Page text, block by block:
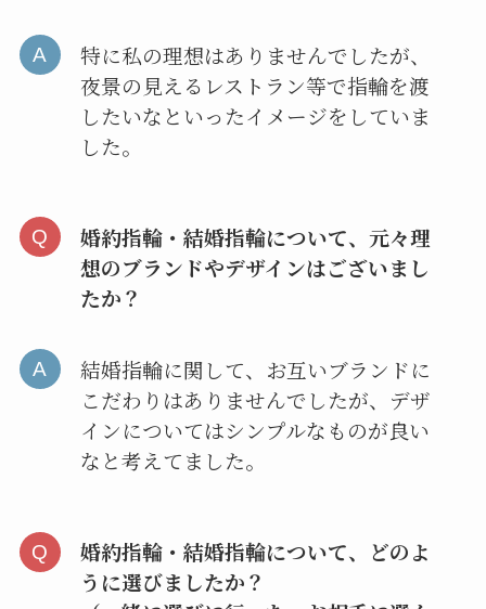
特に私の理想はありませんでしたが、
夜景の見えるレストラン等で指輪を渡
したいなといったイメージをしていま
した。
婚約指輪・結婚指輪について、元々理
想のブランドやデザインはございまし
たか？
結婚指輪に関して、お互いブランドに
こだわりはありませんでしたが、デザ
インについてはシンプルなものが良い
なと考えてました。
婚約指輪・結婚指輪について、どのよ
うに選びましたか？